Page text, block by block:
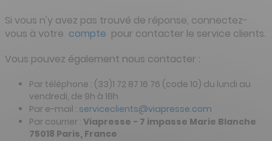
Si vous n'y avez pas trouvé de réponse, connectez-
vous à votre compte pour contacter le service clients.
Vous pouvez également nous contacter :
Par téléphone : (33)1 72 87 16 76 (code 10) du lundi au
vendredi, de 9h à 18h
Par e-mail : serviceclients@viapresse.com
Par courrier : Viapresse - 7 impasse Marie Blanche
75018 Paris, France